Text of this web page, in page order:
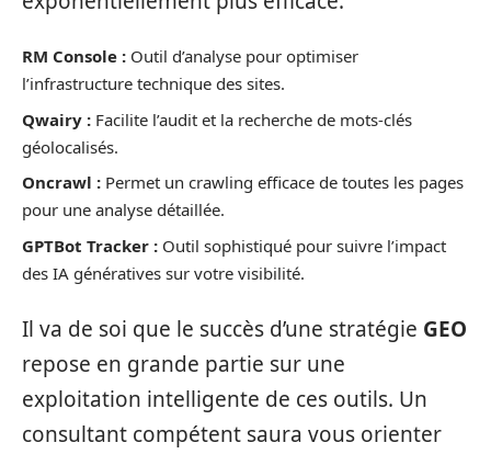
RM Console : Outil d’analyse pour optimiser
l’infrastructure technique des sites.
Qwairy : Facilite l’audit et la recherche de mots-clés
géolocalisés.
Oncrawl : Permet un crawling efficace de toutes les pages
pour une analyse détaillée.
GPTBot Tracker : Outil sophistiqué pour suivre l’impact
des IA génératives sur votre visibilité.
Il va de soi que le succès d’une stratégie GEO
repose en grande partie sur une
exploitation intelligente de ces outils. Un
consultant compétent saura vous orienter